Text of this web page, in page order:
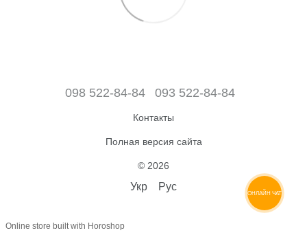
098 522-84-84 093 522-84-84
Контакты
Полная версия сайта
© 2026
Укр Рус
Online store built with Horoshop
ОНЛАЙН ЧАТ